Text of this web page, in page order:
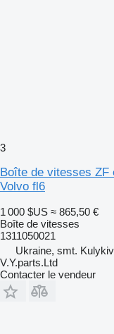
3
Boîte de vitesses ZF
Volvo fl6
1 000 $US ≈ 865,50 €
Boîte de vitesses
1311050021
Ukraine, smt. Kulykiv
V.Y.parts.Ltd
Contacter le vendeur